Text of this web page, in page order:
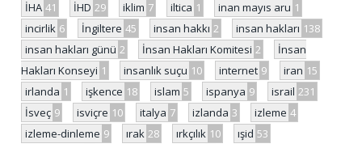
İHA 41 İHD 29 iklim 7 iltica 1 inan mayıs aru 1
incirlik 6 İngiltere 45 insan hakkı 2 insan hakları 138
insan hakları günü 2 İnsan Hakları Komitesi 2
İnsan
Hakları Konseyi 1 insanlık suçu 10 internet 9 iran 15
irlanda 1 işkence 18 islam 5 ispanya 9 israil 231
İsveç 9 isviçre 10 italya 7 izlanda 3 izleme 4
izleme-dinleme 9 ırak 28 ırkçılık 10 ışid 53